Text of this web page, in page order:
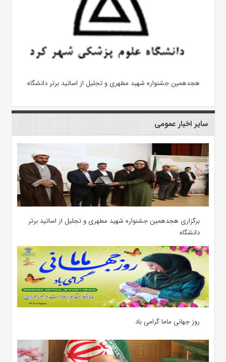
هجدهمین جشنواره شهید مطهری و تجلیل از اساتید برتر دانشگاه
سایر اخبار عمومی
برگزاری هجدهمین جشنواره شهید مطهری و تجلیل از اساتید برتر
دانشگاه
روز جهانی ماما گرامی باد